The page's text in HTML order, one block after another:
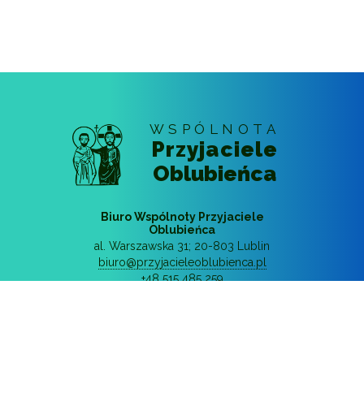
WSPÓLNOTA
Przyjaciele
Oblubieńca
Biuro Wspólnoty Przyjaciele
Oblubieńca
al. Warszawska 31; 20-803
Lublin
biuro@przyjacieleoblubienca.pl
+48 515 485 259